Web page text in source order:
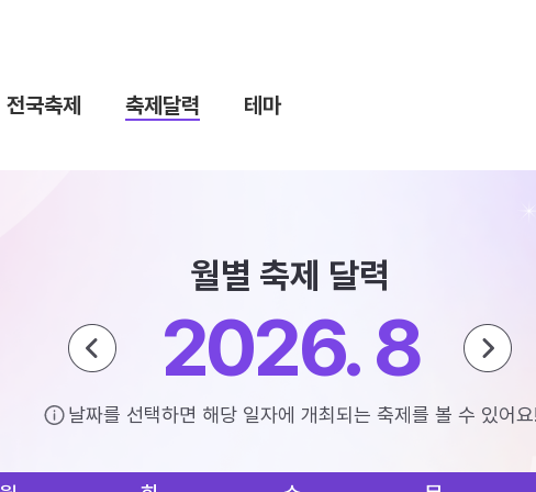
전국축제 축제달력 테마
월별 축제 달력
2026. 8
날짜를 선택하면 해당 일자에 개최되는 축제를 볼 수 있어